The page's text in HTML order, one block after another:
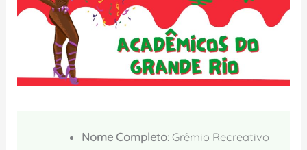
Nome Completo: Grêmio Recreativo